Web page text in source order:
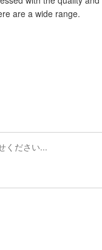
are a wide range.